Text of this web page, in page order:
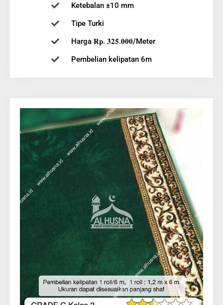
Tipe Turki
Harga 𝐑𝐩. 𝟑𝟐𝟓.𝟎𝟎𝟎/Meter
Pembelian kelipatan 6m